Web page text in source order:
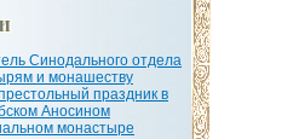
Синодального отдела
и монашеству
праздник в
Аносином
монастыре